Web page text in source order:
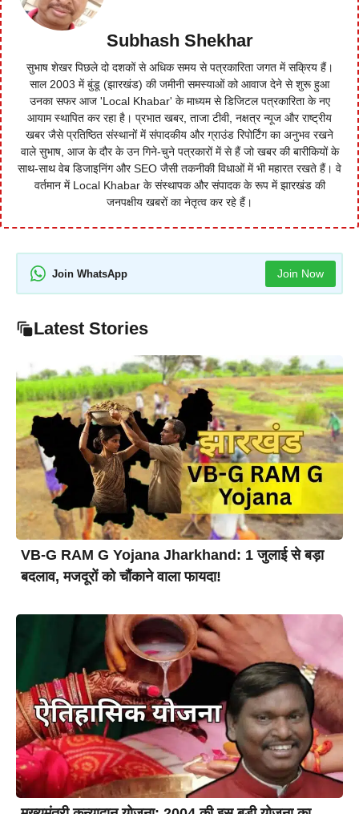
Subhash Shekhar
सुभाष शेखर पिछले दो दशकों से अधिक समय से पत्रकारिता जगत में सक्रिय हैं।
साल 2003 में बुंडू (झारखंड) की जमीनी समस्याओं को आवाज देने से शुरू हुआ
उनका सफर आज 'Local Khabar' के माध्यम से डिजिटल पत्रकारिता के नए
आयाम स्थापित कर रहा है। प्रभात खबर, ताजा टीवी, नक्षत्र न्यूज और राष्ट्रीय
खबर जैसे प्रतिष्ठित संस्थानों में संपादकीय और ग्राउंड रिपोर्टिंग का अनुभव रखने
वाले सुभाष, आज के दौर के उन गिने-चुने पत्रकारों में से हैं जो खबर की बारीकियों के
साथ-साथ वेब डिजाइनिंग और SEO जैसी तकनीकी विधाओं में भी महारत रखते हैं। वे
वर्तमान में Local Khabar के संस्थापक और संपादक के रूप में झारखंड की
जनपक्षीय खबरों का नेतृत्व कर रहे हैं।
Join WhatsApp Join Now
Latest Stories
VB-G RAM G Yojana Jharkhand: 1 जुलाई से बड़ा
बदलाव, मजदूरों को चौंकाने वाला फायदा!